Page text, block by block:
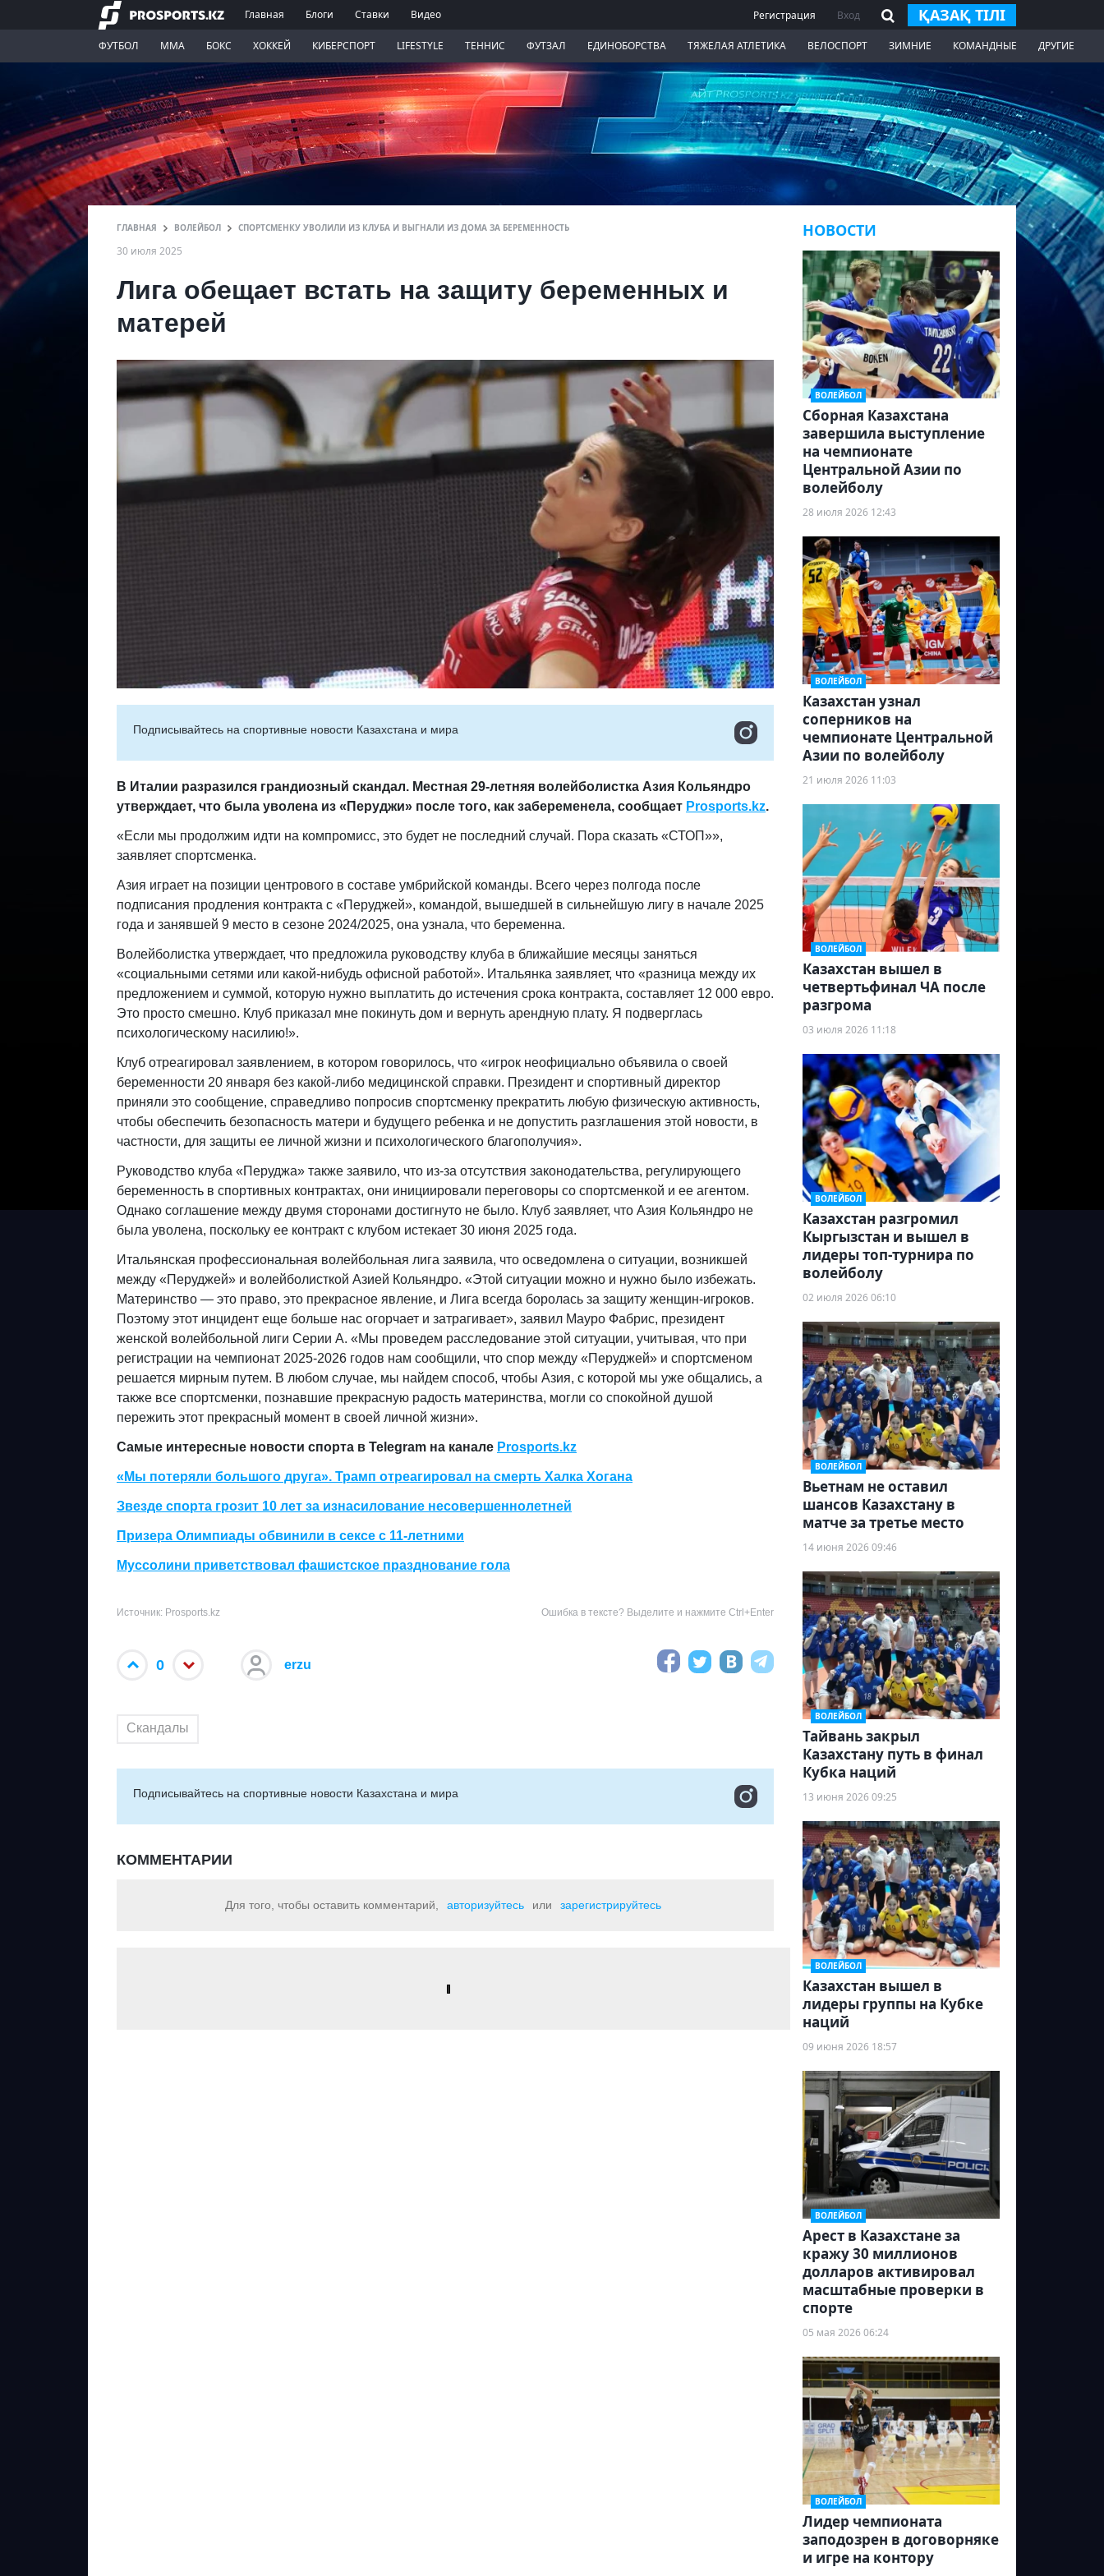
Главная Блоги Ставки Видео Регистрация Вход ҚАЗАҚ ТІЛІ
ФУТБОЛ ММА БОКС ХОККЕЙ КИБЕРСПОРТ LIFESTYLE ТЕННИС ФУТЗАЛ ЕДИНОБОРСТВА ТЯЖЕЛАЯ АТЛЕТИКА ВЕЛОСПОРТ ЗИМНИЕ КОМАНДНЫЕ ДРУГИЕ
ГЛАВНАЯ ВОЛЕЙБОЛ СПОРТСМЕНКУ УВОЛИЛИ ИЗ КЛУБА И ВЫГНАЛИ ИЗ ДОМА ЗА БЕРЕМЕННОСТЬ
30 июля 2025
Лига обещает встать на защиту беременных и
матерей
Подписывайтесь на cпортивные новости Казахстана и мира
В Италии разразился грандиозный скандал. Местная 29-летняя волейболистка Азия Кольяндро
утверждает, что была уволена из «Перуджи» после того, как забеременела, сообщает Prosports.kz.
«Если мы продолжим идти на компромисс, это будет не последний случай. Пора сказать «СТОП»»,
заявляет спортсменка.
Азия играет на позиции центрового в составе умбрийской команды. Всего через полгода после
подписания продления контракта с «Перуджей», командой, вышедшей в сильнейшую лигу в начале 2025
года и занявшей 9 место в сезоне 2024/2025, она узнала, что беременна.
Волейболистка утверждает, что предложила руководству клуба в ближайшие месяцы заняться
«социальными сетями или какой-нибудь офисной работой». Итальянка заявляет, что «разница между их
предложением и суммой, которую нужно выплатить до истечения срока контракта, составляет 12 000 евро.
Это просто смешно. Клуб приказал мне покинуть дом и вернуть арендную плату. Я подверглась
психологическому насилию!».
Клуб отреагировал заявлением, в котором говорилось, что «игрок неофициально объявила о своей
беременности 20 января без какой-либо медицинской справки. Президент и спортивный директор
приняли это сообщение, справедливо попросив спортсменку прекратить любую физическую активность,
чтобы обеспечить безопасность матери и будущего ребенка и не допустить разглашения этой новости, в
частности, для защиты ее личной жизни и психологического благополучия».
Руководство клуба «Перуджа» также заявило, что из-за отсутствия законодательства, регулирующего
беременность в спортивных контрактах, они инициировали переговоры со спортсменкой и ее агентом.
Однако соглашение между двумя сторонами достигнуто не было. Клуб заявляет, что Азия Кольяндро не
была уволена, поскольку ее контракт с клубом истекает 30 июня 2025 года.
Итальянская профессиональная волейбольная лига заявила, что осведомлена о ситуации, возникшей
между «Перуджей» и волейболисткой Азией Кольяндро. «Этой ситуации можно и нужно было избежать.
Материнство — это право, это прекрасное явление, и Лига всегда боролась за защиту женщин-игроков.
Поэтому этот инцидент еще больше нас огорчает и затрагивает», заявил Мауро Фабрис, президент
женской волейбольной лиги Серии А. «Мы проведем расследование этой ситуации, учитывая, что при
регистрации на чемпионат 2025-2026 годов нам сообщили, что спор между «Перуджей» и спортсменом
решается мирным путем. В любом случае, мы найдем способ, чтобы Азия, с которой мы уже общались, а
также все спортсменки, познавшие прекрасную радость материнства, могли со спокойной душой
пережить этот прекрасный момент в своей личной жизни».
Самые интересные новости спорта в Telegram на канале Prosports.kz
«Мы потеряли большого друга». Трамп отреагировал на смерть Халка Хогана
Звезде спорта грозит 10 лет за изнасилование несовершеннолетней
Призера Олимпиады обвинили в сексе с 11-летними
Муссолини приветствовал фашистское празднование гола
Источник: Prosports.kz Ошибка в тексте? Выделите и нажмите Ctrl+Enter
0 erzu
Скандалы
Подписывайтесь на cпортивные новости Казахстана и мира
КОММЕНТАРИИ
Для того, чтобы оставить комментарий, авторизуйтесь или зарегистрируйтесь
НОВОСТИ
ВОЛЕЙБОЛ
Сборная Казахстана
завершила выступление
на чемпионате
Центральной Азии по
волейболу
28 июля 2026 12:43
ВОЛЕЙБОЛ
Казахстан узнал
соперников на
чемпионате Центральной
Азии по волейболу
21 июля 2026 11:03
ВОЛЕЙБОЛ
Казахстан вышел в
четвертьфинал ЧА после
разгрома
03 июля 2026 11:18
ВОЛЕЙБОЛ
Казахстан разгромил
Кыргызстан и вышел в
лидеры топ-турнира по
волейболу
02 июля 2026 06:10
ВОЛЕЙБОЛ
Вьетнам не оставил
шансов Казахстану в
матче за третье место
14 июня 2026 09:46
ВОЛЕЙБОЛ
Тайвань закрыл
Казахстану путь в финал
Кубка наций
13 июня 2026 09:25
ВОЛЕЙБОЛ
Казахстан вышел в
лидеры группы на Кубке
наций
09 июня 2026 18:57
ВОЛЕЙБОЛ
Арест в Казахстане за
кражу 30 миллионов
долларов активировал
масштабные проверки в
спорте
05 мая 2026 06:24
ВОЛЕЙБОЛ
Лидер чемпионата
заподозрен в договорняке
и игре на контору